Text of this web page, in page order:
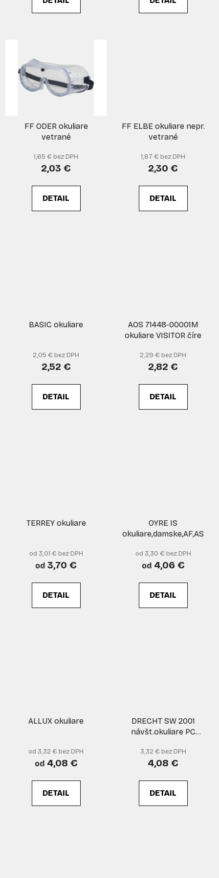
FF ODER okuliare
vetrané
1,65 € bez DPH
2,03 €
DETAIL
FF ELBE okuliare nepr.
vetrané
1,87 € bez DPH
2,30 €
DETAIL
BASIC okuliare
2,05 € bez DPH
2,52 €
DETAIL
AOS 71448-00001M
okuliare VISITOR číre
2,29 € bez DPH
2,82 €
DETAIL
TERREY okuliare
od 3,01 € bez DPH
od 3,70 €
DETAIL
OYRE IS
okuliare,damske,AF,AS
od 3,30 € bez DPH
od4,06 €
DETAIL
ALLUX okuliare
od 3,32 € bez DPH
od4,08 €
DETAIL
DRECHT SW 2001
návšt.okuliare PC
3,32 € bez DPH
4,08 €
DETAIL